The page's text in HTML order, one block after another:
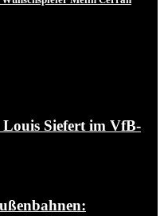
Siefert im VfB-